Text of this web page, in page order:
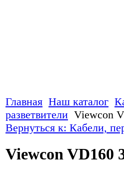
Главная Наш каталог
разветвители Viewcon
Вернуться к: Кабели,
Viewcon VD160